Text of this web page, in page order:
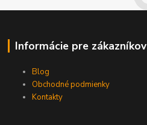
Informácie pre zákazníkov
Blog
Obchodné podmienky
Kontakty